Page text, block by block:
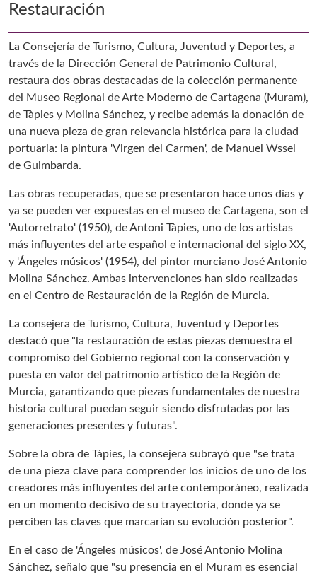
Restauración
La Consejería de Turismo, Cultura, Juventud y Deportes, a
través de la Dirección General de Patrimonio Cultural,
restaura dos obras destacadas de la colección permanente
del Museo Regional de Arte Moderno de Cartagena (Muram),
de Tàpies y Molina Sánchez, y recibe además la donación de
una nueva pieza de gran relevancia histórica para la ciudad
portuaria: la pintura 'Virgen del Carmen', de Manuel Wssel
de Guimbarda.
Las obras recuperadas, que se presentaron hace unos días y
ya se pueden ver expuestas en el museo de Cartagena, son el
'Autorretrato' (1950), de Antoni Tàpies, uno de los artistas
más influyentes del arte español e internacional del siglo XX,
y 'Ángeles músicos' (1954), del pintor murciano José Antonio
Molina Sánchez. Ambas intervenciones han sido realizadas
en el Centro de Restauración de la Región de Murcia.
La consejera de Turismo, Cultura, Juventud y Deportes
destacó que "la restauración de estas piezas demuestra el
compromiso del Gobierno regional con la conservación y
puesta en valor del patrimonio artístico de la Región de
Murcia, garantizando que piezas fundamentales de nuestra
historia cultural puedan seguir siendo disfrutadas por las
generaciones presentes y futuras".
Sobre la obra de Tàpies, la consejera subrayó que "se trata
de una pieza clave para comprender los inicios de uno de los
creadores más influyentes del arte contemporáneo, realizada
en un momento decisivo de su trayectoria, donde ya se
perciben las claves que marcarían su evolución posterior".
En el caso de 'Ángeles músicos', de José Antonio Molina
Sánchez, señalo que "su presencia en el Muram es esencial